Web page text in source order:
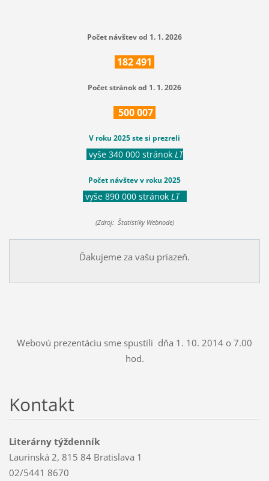
Počet návštev od 1. 1. 2026
182491
Počet stránok od 1. 1. 2026
500007
V roku 2025 ste si prezreli
vyše 340 000 stránok LT
Počet návštev v roku 2025
vyše 890 000 stránok LT
(Zdroj: Štatistiky Webnode)
Ďakujeme za vašu priazeň.
Webovú prezentáciu sme spustili dňa 1. 10. 2014 o 7.00
hod.
Kontakt
Literárny týždenník
Laurinská 2, 815 84 Bratislava 1
02/5441 8670